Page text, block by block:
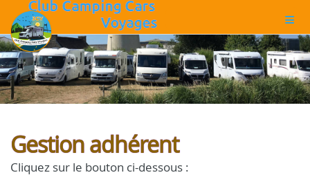
Gestion adhérent
Cliquez sur le bouton ci-dessous :